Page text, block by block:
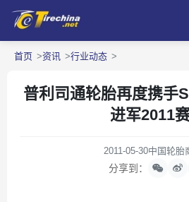
首页 资讯 行业动态
普利司通轮胎再度携手
进军2011
2011-05-30中国轮胎
分享到：